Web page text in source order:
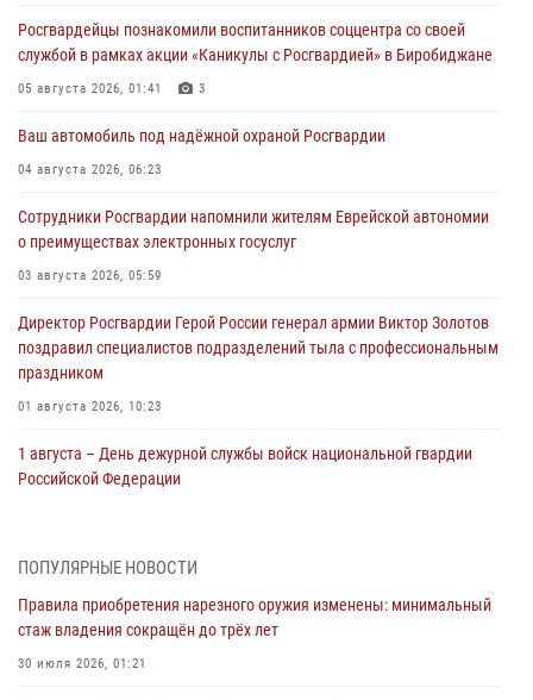
Росгвардейцы познакомили воспитанников соццентра со своей
службой в рамках акции «Каникулы с Росгвардией» в Биробиджане
05 августа 2026, 01:41 3
Ваш автомобиль под надёжной охраной Росгвардии
04 августа 2026, 06:23
Сотрудники Росгвардии напомнили жителям Еврейской автономии
о преимуществах электронных госуслуг
03 августа 2026, 05:59
Директор Росгвардии Герой России генерал армии Виктор Золотов
поздравил специалистов подразделений тыла с профессиональным
праздником
01 августа 2026, 10:23
1 августа – День дежурной службы войск национальной гвардии
Российской Федерации
В Росгвардии вспоминают российских воинов, погибших в Первой
01 августа 2026, 10:19
Внесены изменения в правила проведения контрольного отстрела
ПОПУЛЯРНЫЕ НОВОСТИ
Правила приобретения нарезного оружия изменены: минимальный
стаж владения сокращён до трёх лет
30 июля 2026, 01:21